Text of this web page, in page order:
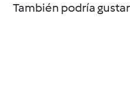
También podría